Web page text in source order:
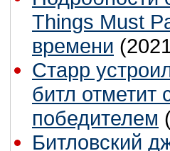
Things Must
времени
Старр
битл отметит
победителем
Битловский